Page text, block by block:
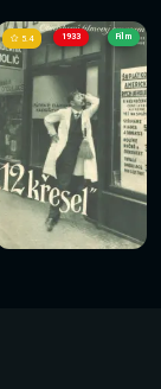
1933
Sledovat
nyní
5.4 Film
Sledovat
nyní